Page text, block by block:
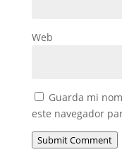
Web
Guarda mi
este navegador
Submit Comment